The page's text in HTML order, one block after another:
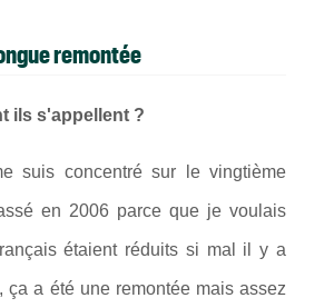
remontée
ils s'appellent ?
suis concentré sur le vingtième
en 2006 parce que je voulais
étaient réduits si mal il y a
a été une remontée mais assez